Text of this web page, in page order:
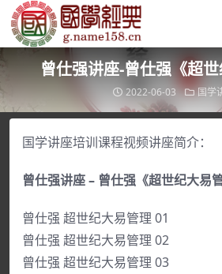
曾仕强讲座-曾仕强《超
2022-06-03 国学
国学讲座培训课程视频讲座简介：
曾仕强讲座 – 曾仕强《超世纪大易
曾仕强 超世纪大易管理 01
曾仕强 超世纪大易管理 02
曾仕强 超世纪大易管理 03